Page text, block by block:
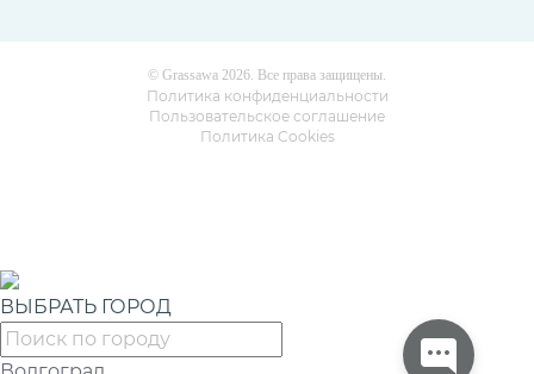
© Grassawa 2026. Все права защищены.
Политика конфиденциальности
Пользовательское соглашение
Политика Cookies
ВЫБРАТЬ ГОРОД